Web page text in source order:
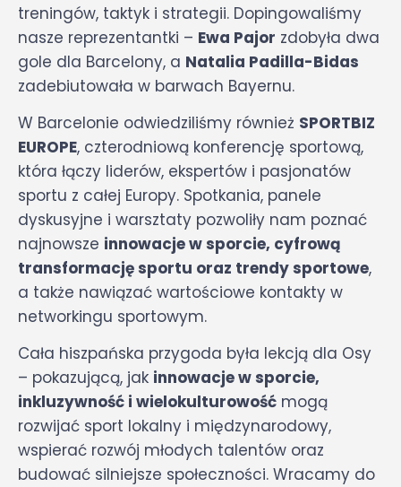
treningów, taktyk i strategii. Dopingowaliśmy
nasze reprezentantki – Ewa Pajor zdobyła dwa
gole dla Barcelony, a Natalia Padilla-Bidas
zadebiutowała w barwach Bayernu.
W Barcelonie odwiedziliśmy również SPORTBIZ
EUROPE, czterodniową konferencję sportową,
która łączy liderów, ekspertów i pasjonatów
sportu z całej Europy. Spotkania, panele
dyskusyjne i warsztaty pozwoliły nam poznać
najnowsze innowacje w sporcie, cyfrową
transformację sportu oraz trendy sportowe,
a także nawiązać wartościowe kontakty w
networkingu sportowym.
Cała hiszpańska przygoda była lekcją dla Osy
– pokazującą, jak innowacje w sporcie,
inkluzywność i wielokulturowość mogą
rozwijać sport lokalny i międzynarodowy,
wspierać rozwój młodych talentów oraz
budować silniejsze społeczności. Wracamy do